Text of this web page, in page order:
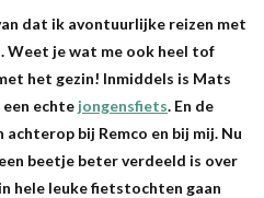
dat ik avontuurlijke reizen met
Weet je wat me ook heel tof
het gezin! Inmiddels is Mats
echte jongensfiets. En de
bij Remco en bij mij. Nu
beetje beter verdeeld is over
hele leuke fietstochten gaan